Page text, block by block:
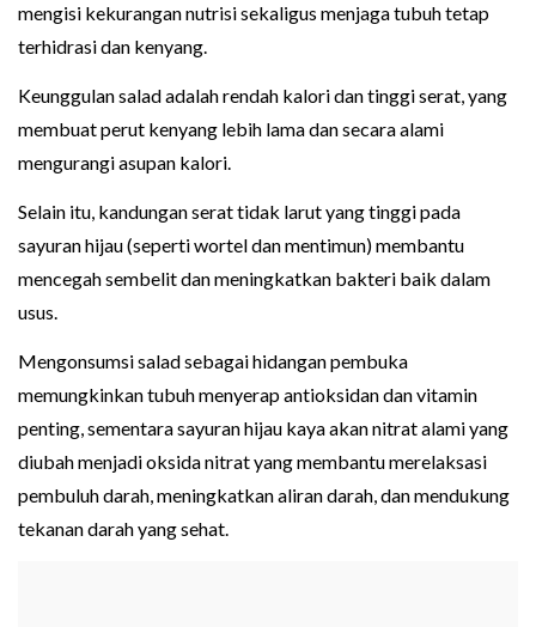
mengisi kekurangan nutrisi sekaligus menjaga tubuh tetap
terhidrasi dan kenyang.
Keunggulan salad adalah rendah kalori dan tinggi serat, yang
membuat perut kenyang lebih lama dan secara alami
mengurangi asupan kalori.
Selain itu, kandungan serat tidak larut yang tinggi pada
sayuran hijau (seperti wortel dan mentimun) membantu
mencegah sembelit dan meningkatkan bakteri baik dalam
usus.
Mengonsumsi salad sebagai hidangan pembuka
memungkinkan tubuh menyerap antioksidan dan vitamin
penting, sementara sayuran hijau kaya akan nitrat alami yang
diubah menjadi oksida nitrat yang membantu merelaksasi
pembuluh darah, meningkatkan aliran darah, dan mendukung
tekanan darah yang sehat.